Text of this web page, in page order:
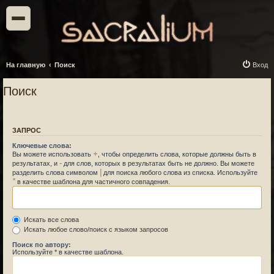
На главную Поиск Вход
Поиск
ЗАПРОС
Ключевые слова:
Вы можете использовать + , чтобы определить слова, которые должны быть в
результатах, и - для слов, которых в результатах быть не должно. Вы можете
разделить слова символом | для поиска любого слова из списка. Используйте
*в качестве шаблона для частичного совпадения.
Искать все слова
Искать любое слово/поиск с языком запросов
Поиск по автору:
Используйте * в качестве шаблона.